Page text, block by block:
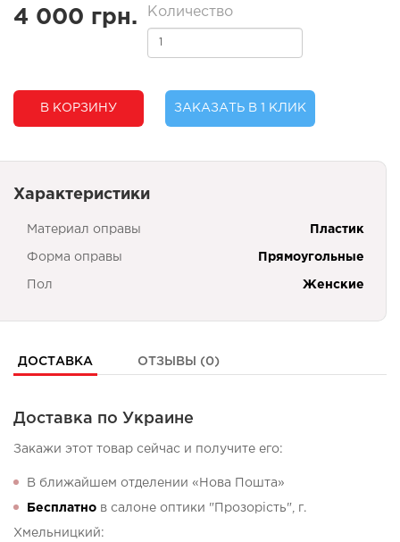
4 000 грн. Количество
В КОРЗИНУ ЗАКАЗАТЬ В 1 КЛИК
Характеристики
Материал оправы Пластик
Форма оправы Прямоугольные
Пол Женские
ДОСТАВКА ОТЗЫВЫ (0)
Доставка по Украине
Закажи этот товар сейчас и получите его:
В ближайшем отделении «Нова Пошта»
Бесплатно в салоне оптики "Прозорість", г.
Хмельницкий: